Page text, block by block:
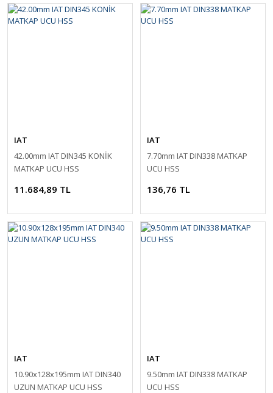
IAT
42.00mm IAT DIN345 KONİK
MATKAP UCU HSS
11.684,89 TL
IAT
7.70mm IAT DIN338 MATKAP
UCU HSS
136,76 TL
IAT
10.90x128x195mm IAT DIN340
UZUN MATKAP UCU HSS
IAT
9.50mm IAT DIN338 MATKAP
UCU HSS